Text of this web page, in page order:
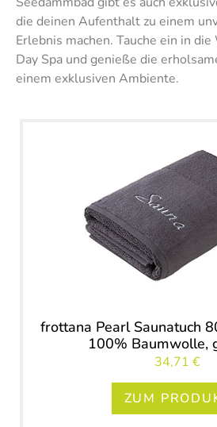
die deinen Aufenthalt zu einem
Erlebnis machen. Tauche ein in
Day Spa und genieße die
einem exklusiven Ambiente.
frottana Pearl Saunatuch
100% Baumwolle,
34,71 €
ZUM